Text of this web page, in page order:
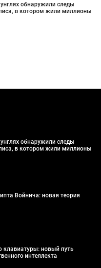
обнаружили следы
в котором жили миллионы
обнаружили следы
в котором жили миллионы
Войнича: новая теория
клавиатуры: новый путь
интеллекта